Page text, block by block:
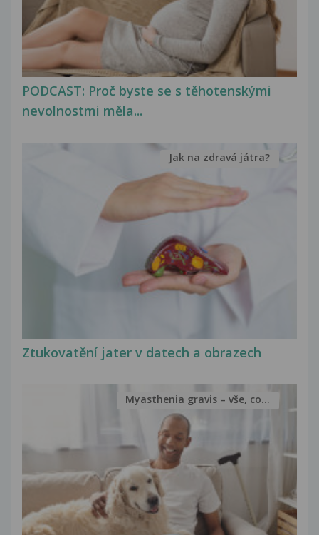
PODCAST: Proč byste se s těhotenskými
nevolnostmi měla...
Ztukovatění jater v datech a obrazech
Jak na zdravá játra?
Myasthenia gravis – vše, co...